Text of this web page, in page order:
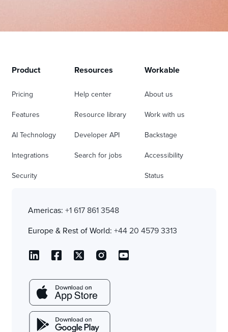
Product
Pricing
Features
AI Technology
Integrations
Security
Resources
Help center
Resource library
Developer API
Search for jobs
Workable
About us
Work with us
Backstage
Accessibility
Status
Americas: +1 617 861 3548
Europe & Rest of World: +44 20 4579 3313